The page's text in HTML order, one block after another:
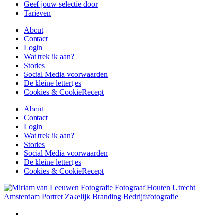
Geef jouw selectie door
Tarieven
About
Contact
Login
Wat trek ik aan?
Stories
Social Media voorwaarden
De kleine lettertjes
Cookies & CookieRecept
About
Contact
Login
Wat trek ik aan?
Stories
Social Media voorwaarden
De kleine lettertjes
Cookies & CookieRecept